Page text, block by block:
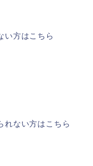
い方はこちら
れない方はこちら